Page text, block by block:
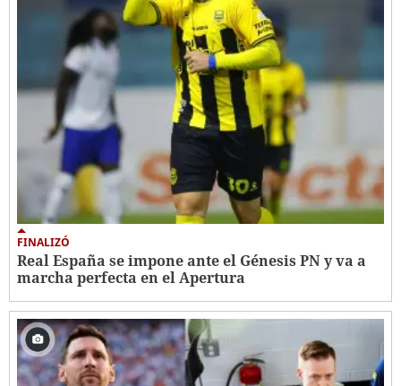
FINALIZÓ
Real España se impone ante el Génesis PN y va a
marcha perfecta en el Apertura